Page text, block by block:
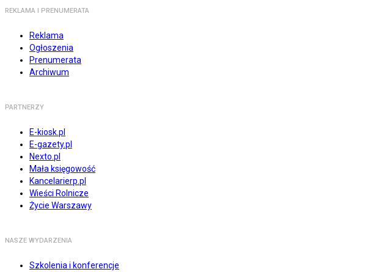
REKLAMA I PRENUMERATA
Reklama
Ogłoszenia
Prenumerata
Archiwum
PARTNERZY
E-kiosk.pl
E-gazety.pl
Nexto.pl
Mała księgowość
Kancelarierp.pl
Wieści Rolnicze
Życie Warszawy
NASZE WYDARZENIA
Szkolenia i konferencje